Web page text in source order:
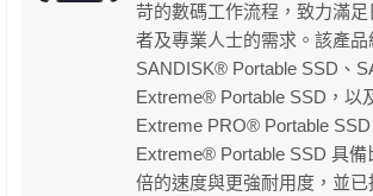
苛的數碼工作流程，致力滿
者及專業人士的需求。該產品
SANDISK® Portable SSD、
Extreme® Portable SSD，以
Extreme PRO® Portable
Extreme® Portable SSD 具
倍的速度與更強耐用度，並